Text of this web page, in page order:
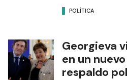
POLÍTICA
Georgieva
en un
respaldo